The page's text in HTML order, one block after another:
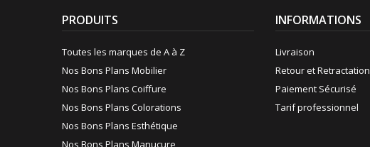
PRODUITS
Toutes les marques de A à Z
Nos Bons Plans Mobilier
Nos Bons Plans Coiffure
Nos Bons Plans Colorations
Nos Bons Plans Esthétique
Nos Bons Plans Manucure
INFORMATIONS
Livraison
Retour et Retractation
Paiement Sécurisé
Tarif professionnel